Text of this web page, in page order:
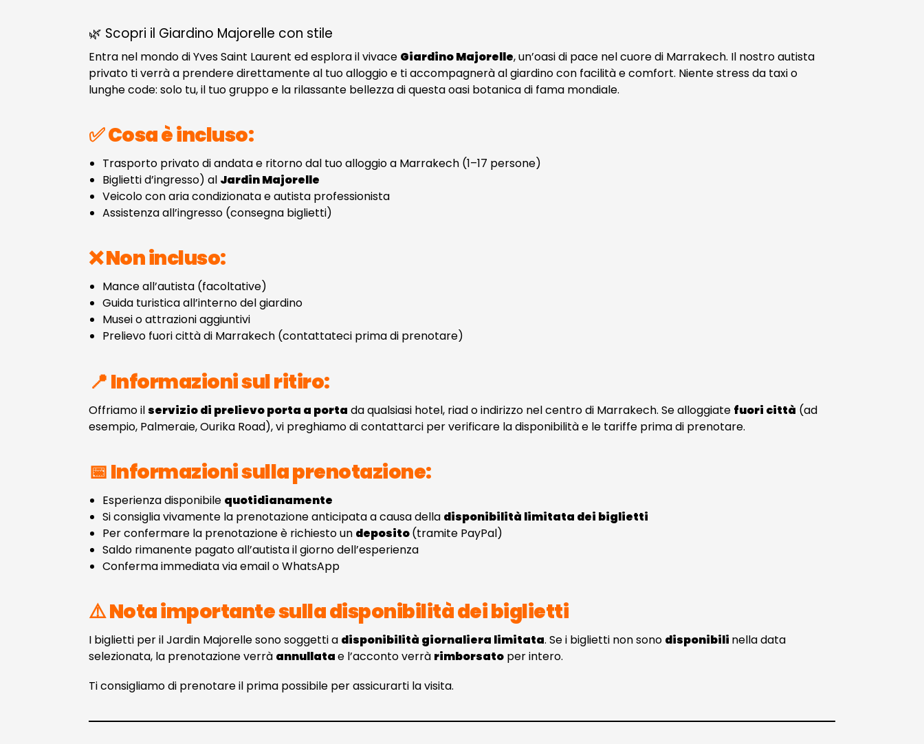
🌿 Scopri il Giardino Majorelle con stile
Entra nel mondo di Yves Saint Laurent ed esplora il vivace Giardino Majorelle, un’oasi di pace nel cuore di Marrakech. Il nostro autista
privato ti verrà a prendere direttamente al tuo alloggio e ti accompagnerà al giardino con facilità e comfort. Niente stress da taxi o
lunghe code: solo tu, il tuo gruppo e la rilassante bellezza di questa oasi botanica di fama mondiale.
✅ Cosa è incluso:
Trasporto privato di andata e ritorno dal tuo alloggio a Marrakech (1–17 persone)
Biglietti d’ingresso) al Jardin Majorelle
Veicolo con aria condizionata e autista professionista
Assistenza all’ingresso (consegna biglietti)
❌ Non incluso:
Mance all’autista (facoltative)
Guida turistica all’interno del giardino
Musei o attrazioni aggiuntivi
Prelievo fuori città di Marrakech (contattateci prima di prenotare)
📍 Informazioni sul ritiro:
Offriamo ilservizio di prelievo porta a porta da qualsiasi hotel, riad o indirizzo nel centro di Marrakech. Se alloggiate fuori città (ad
esempio, Palmeraie, Ourika Road), vi preghiamo di contattarci per verificare la disponibilità e le tariffe prima di prenotare.
📅 Informazioni sulla prenotazione:
Esperienza disponibile quotidianamente
Si consiglia vivamente la prenotazione anticipata a causa della disponibilità limitata dei biglietti
Per confermare la prenotazione è richiesto un deposito(tramite PayPal)
Saldo rimanente pagato all’autista il giorno dell’esperienza
Conferma immediata via email o WhatsApp
⚠️ Nota importante sulla disponibilità dei biglietti
I biglietti per il Jardin Majorelle sono soggetti a disponibilità giornaliera limitata. Se i biglietti non sono disponibili nella data
selezionata, la prenotazione verrà annullatae l’acconto verrà rimborsatoper intero.
Ti consigliamo di prenotare il prima possibile per assicurarti la visita.